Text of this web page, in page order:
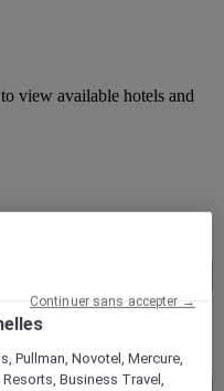
view available hotels and
Pullman, Novotel, Mercure,
Business Travel,
Continuer sans accepter →